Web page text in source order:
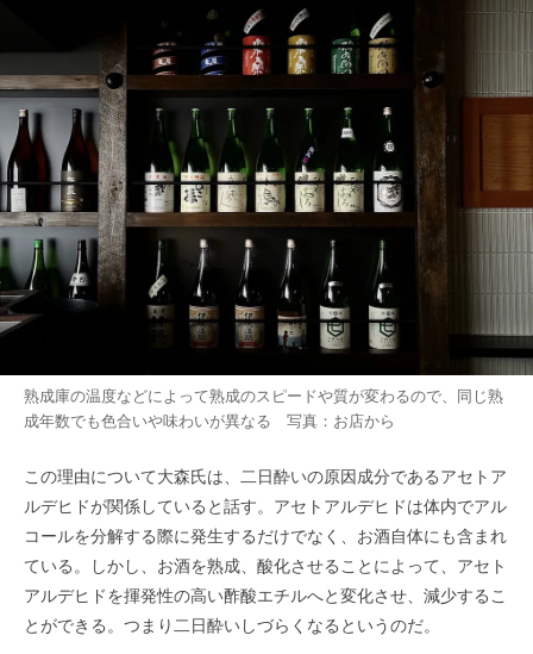
熟成庫の温度などによって熟成のスピードや質が変わるので、同じ熟
成年数でも色合いや味わいが異なる 写真：お店から
この理由について大森氏は、二日酔いの原因成分であるアセトア
ルデヒドが関係していると話す。アセトアルデヒドは体内でアル
コールを分解する際に発生するだけでなく、お酒自体にも含まれ
ている。しかし、お酒を熟成、酸化させることによって、アセト
アルデヒドを揮発性の高い酢酸エチルへと変化させ、減少するこ
とができる。つまり二日酔いしづらくなるというのだ。